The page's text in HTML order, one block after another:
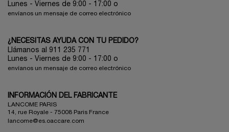
Lunes - Viernes de 9:00 - 17:00 o
envíanos un mensaje de correo electrónico
¿NECESITAS AYUDA CON TU PEDIDO?
Llámanos al 911 235 771
Lunes - Viernes de 9:00 - 17:00 o
envíanos un mensaje de correo electrónico
INFORMACIÓN DEL FABRICANTE
LANCOME PARIS
14, rue Royale - 75008 Paris France
lancome@es.oaccare.com